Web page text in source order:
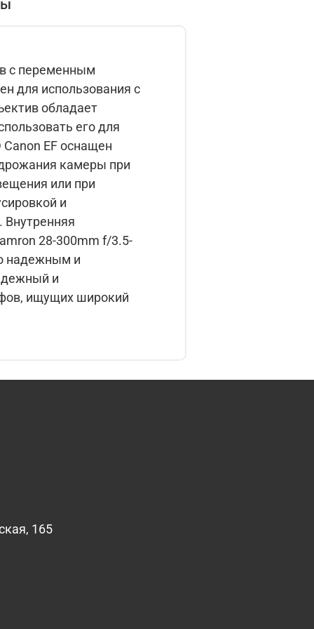
с переменным
для использования с
его для
камеры при
или при
Внутренняя
надежным и
ищущих широкий
165